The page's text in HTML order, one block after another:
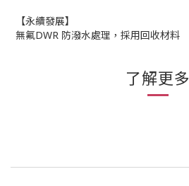
【永續發展】
無氟DWR 防潑水處理，採用回收材料
了解更多